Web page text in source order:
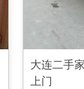
大连二手
上门